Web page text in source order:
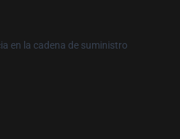
en la cadena de suministro